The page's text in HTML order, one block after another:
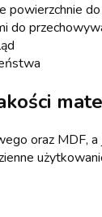
powierzchnie
do
oraz MDF,